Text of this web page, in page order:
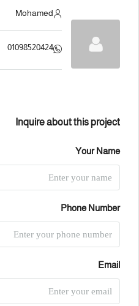
Mohamed
01098520424
Inquire about this project
Your Name
Phone Number
Email